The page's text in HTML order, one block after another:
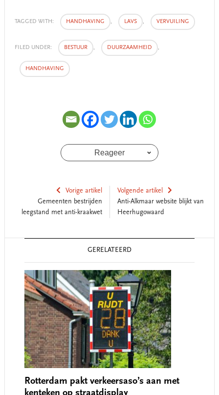
TAGGED WITH: HANDHAVING , LAVS , VERVUILING
FILED UNDER: BESTUUR , DUURZAAMHEID ,
HANDHAVING
Reageer
Vorige artikel
Gemeenten bestrijden
leegstand met anti-kraakwet
Volgende artikel
Anti-Alkmaar website blijkt van
Heerhugowaard
GERELATEERD
Rotterdam pakt verkeersaso’s aan met
kenteken op straatdisplay